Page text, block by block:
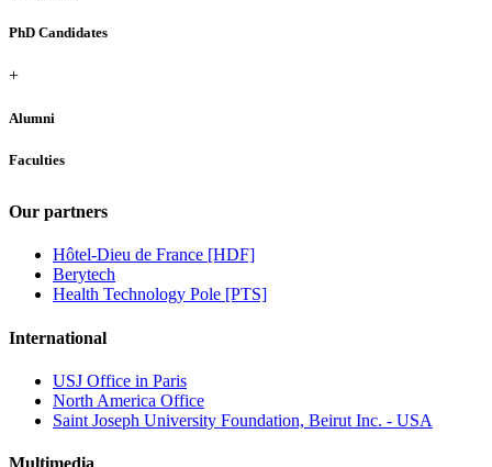
PhD Candidates
+
Alumni
Faculties
Our partners
Hôtel-Dieu de France [HDF]
Berytech
Health Technology Pole [PTS]
International
USJ Office in Paris
North America Office
Saint Joseph University Foundation, Beirut Inc. - USA
Multimedia